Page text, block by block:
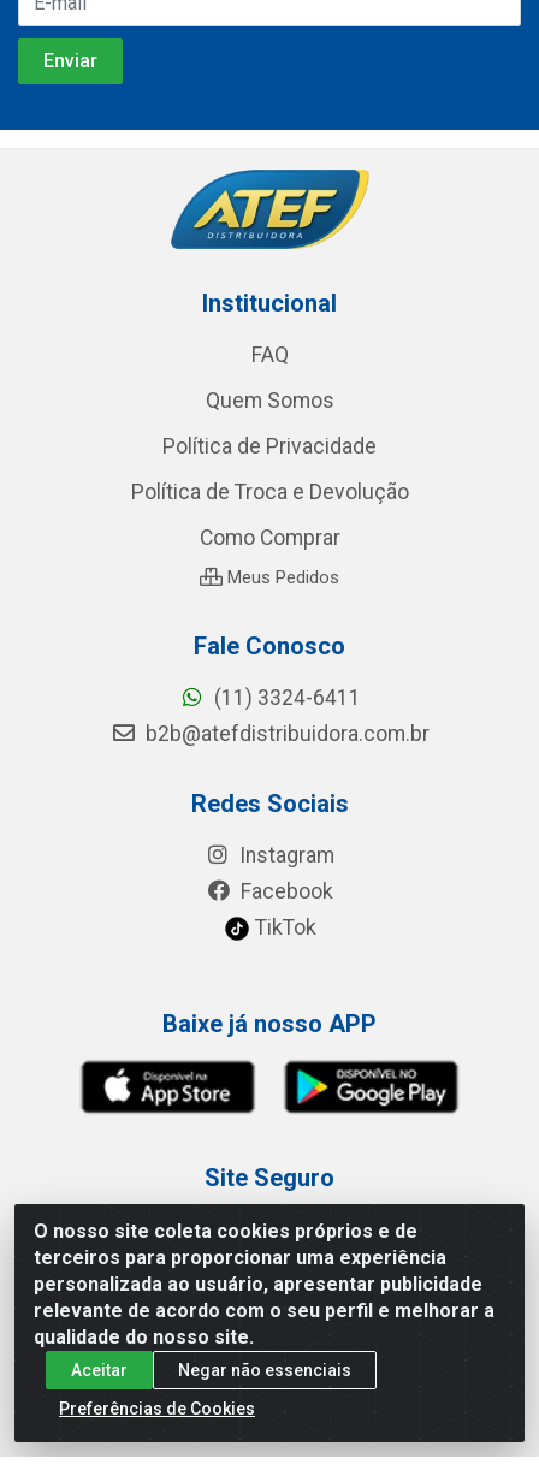
O nosso site coleta cookies próprios e de
terceiros para proporcionar uma experiência
personalizada ao usuário, apresentar publicidade
relevante de acordo com o seu perfil e melhorar a
qualidade do nosso site.
Aceitar
Negar não essenciais
Preferências de Cookies
Institucional
FAQ
Quem Somos
Política de Privacidade
Política de Troca e Devolução
Como Comprar
Meus Pedidos
Fale Conosco
(11) 3324-6411
b2b@atefdistribuidora.com.br
Redes Sociais
Instagram
Facebook
TikTok
Baixe já nosso APP
Site Seguro
Loja / Showroom
Tel.: (11) 3227-0546
Av Vautier, 587/597 - Pari - São Paulo/SP